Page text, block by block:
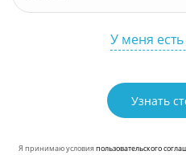
У меня
Узнать
Я принимаю условияпользовательского